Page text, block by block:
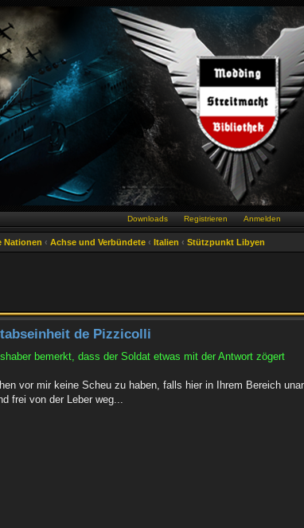
Downloads Registrieren Anmelden
Nationen ‹ Achse und Verbündete ‹ Italien ‹ Stützpunkt Libyen
de Pizzicolli
bemerkt, dass der Soldat etwas mit der Antwort zögert
vor mir keine Scheu zu haben, falls hier in Ihrem Bereich
frei von der Leber weg...